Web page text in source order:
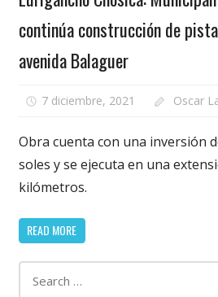
continúa construcción de
avenida Balaguer
7 diciembre, 2021 Oscar
Obra cuenta con una inversión
soles y se ejecuta en una
kilómetros.
READ MORE